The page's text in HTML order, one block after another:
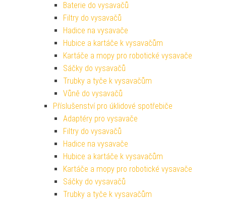
Baterie do vysavačů
Filtry do vysavačů
Hadice na vysavače
Hubice a kartáče k vysavačům
Kartáče a mopy pro robotické vysavače
Sáčky do vysavačů
Trubky a tyče k vysavačům
Vůně do vysavačů
Příslušenství pro úklidové spotřebiče
Adaptéry pro vysavače
Filtry do vysavačů
Hadice na vysavače
Hubice a kartáče k vysavačům
Kartáče a mopy pro robotické vysavače
Sáčky do vysavačů
Trubky a tyče k vysavačům